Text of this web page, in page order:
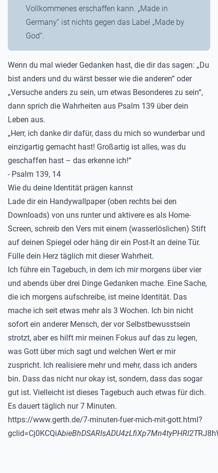
Vollkommenes erschaffen kann. „Made in
Germany“ ist nichts gegen das Label „Made by
God“.
Wenn du mal wieder Gedanken hast, die dir das sagen: „Du
bist anders und du wärst besser wie die anderen“ oder
„Versuche anders zu sein, um etwas Besonderes zu sein“,
dann sprich die Wahrheiten aus Psalm 139 über dein
Leben aus.
„Herr, ich danke dir dafür, dass du mich so wunderbar und
einzigartig gemacht hast! Großartig ist alles, was du
geschaffen hast – das erkenne ich!“
- Psalm 139, 14
Wie du deine Identität prägen kannst
Lade dir ein Handywallpaper (oben rechts bei den
Downloads) von uns runter und aktivere es als Home-
Screen, schreib den Vers mit einem (wasserlöslichen) Stift
auf deinen Spiegel oder häng dir ein Post-It an deine Tür.
Fülle dein Herz täglich mit dieser Wahrheit.
Ich führe ein Tagebuch, in dem ich mir morgens über vier
und abends über drei Dinge Gedanken mache. Eine Sache,
die ich morgens aufschreibe, ist meine Identität. Das
mache ich seit etwas mehr als 3 Wochen. Ich bin nicht
sofort ein anderer Mensch, der vor Selbstbewusstsein
strotzt, aber es hilft mir meinen Fokus auf das zu legen,
was Gott über mich sagt und welchen Wert er mir
zuspricht. Ich realisiere mehr und mehr, dass ich anders
bin. Dass das nicht nur okay ist, sondern, dass das sogar
gut ist. Vielleicht ist dieses Tagebuch auch etwas für dich.
Es dauert täglich nur 7 Minuten.
https://www.gerth.de/7-minuten-fuer-mich-mit-gott.html?
gclid=Cj0KCQiAbieBhDSARIsADU4zLfiXp7Mn4tyPHRl2T